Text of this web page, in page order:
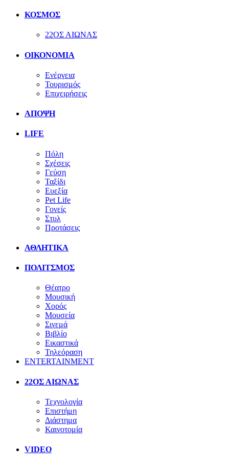
ΚΟΣΜΟΣ
22ΟΣ ΑΙΩΝΑΣ
ΟΙΚΟΝΟΜΙΑ
Ενέργεια
Τουρισμός
Επιχειρήσεις
ΑΠΟΨΗ
LIFE
Πόλη
Σχέσεις
Γεύση
Ταξίδι
Ευεξία
Pet Life
Γονείς
Στυλ
Προτάσεις
ΑΘΛΗΤΙΚΑ
ΠΟΛΙΤΣΜΟΣ
Θέατρο
Μουσική
Χορός
Μουσεία
Σινεμά
Βιβλίο
Εικαστικά
Τηλεόραση
ENTERTAINMENT
22ΟΣ ΑΙΩΝΑΣ
Τεχνολογία
Επιστήμη
Διάστημα
Καινοτομία
VIDEO